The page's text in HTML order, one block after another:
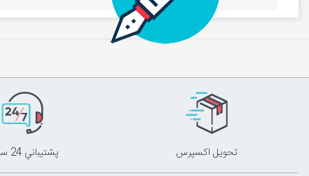
تحويل اکسپرس پشتيباني 24 ساعته